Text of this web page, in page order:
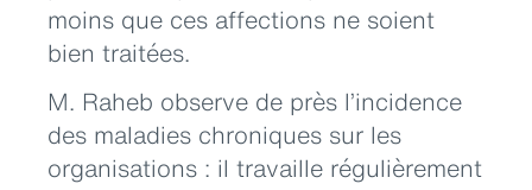
moins que ces affections ne soient
bien traitées.
M. Raheb observe de près l’incidence
des maladies chroniques sur les
organisations : il travaille régulièrement